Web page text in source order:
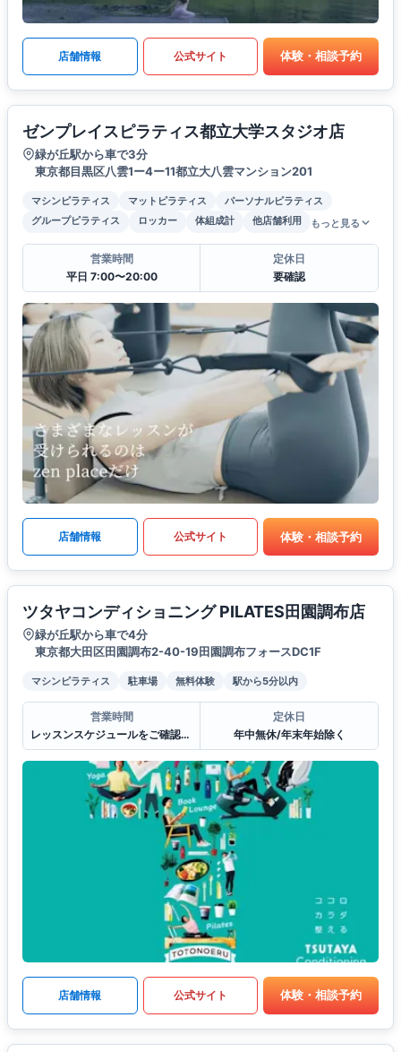
店舗情報 公式サイト 体験・相談予約
ゼンプレイスピラティス都立大学スタジオ店
緑が丘駅から車で3分
東京都目黒区八雲1ー4ー11都立大八雲マンション201
マシンピラティス マットピラティス
パーソナルピラティス
グループピラティス
ロッカー 体組成計 他店舗利用 もっと見る
営業時間
平日 7:00〜20:00
定休日
要確認
店舗情報 公式サイト 体験・相談予約
ツタヤコンディショニング PILATES田園調布店
緑が丘駅から車で4分
東京都大田区田園調布2-40-19田園調布フォースDC1F
マシンピラティス 駐車場 無料体験 駅から5分以内
営業時間
レッスンスケジュールをご確認ください。
定休日
年中無休/年末年始除く
店舗情報 公式サイト 体験・相談予約